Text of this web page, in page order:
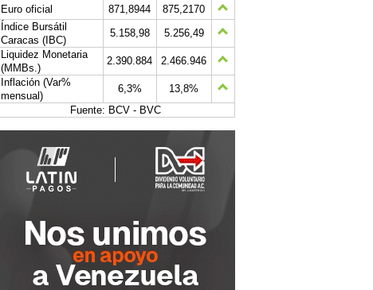
Euro oficial 871,8944
875,2170
Índice Bursátil
Caracas (IBC)
5.158,98
5.256,49
Liquidez Monetaria
(MMBs.)
2.390.884
2.466.946
Inflación (Var%
mensual)
6,3%
13,8%
Fuente: BCV - BVC